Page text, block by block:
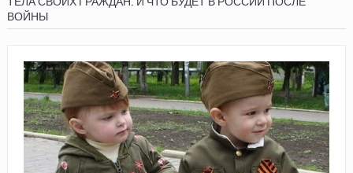
ВОЙНЫ